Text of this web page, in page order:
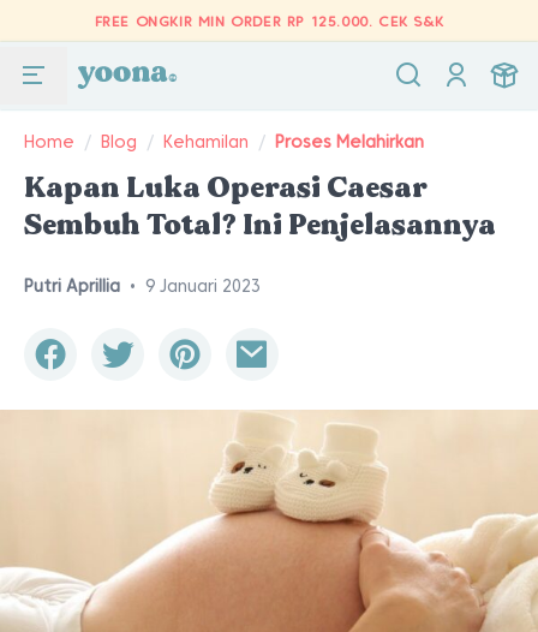
FREE ONGKIR MIN ORDER RP 125.000. CEK S&K
Home / Blog / Kehamilan / Proses Melahirkan
Kapan Luka Operasi Caesar
Sembuh Total? Ini Penjelasannya
Putri Aprillia • 9 Januari 2023